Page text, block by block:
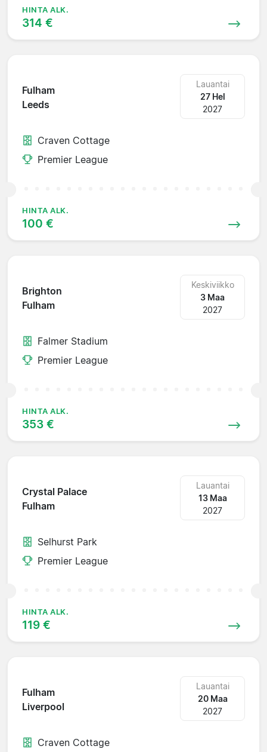
HINTA ALK.
314 €
Fulham
Leeds
Lauantai
27 Hel
2027
Craven Cottage
Premier League
HINTA ALK.
100 €
Brighton
Fulham
Keskiviikko
3 Maa
2027
Falmer Stadium
Premier League
HINTA ALK.
353 €
Crystal Palace
Fulham
Lauantai
13 Maa
2027
Selhurst Park
Premier League
HINTA ALK.
119 €
Fulham
Liverpool
Lauantai
20 Maa
2027
Craven Cottage